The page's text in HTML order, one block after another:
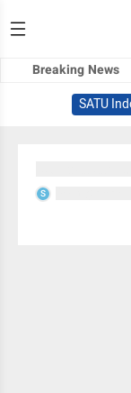
Breaking News
SATU
S